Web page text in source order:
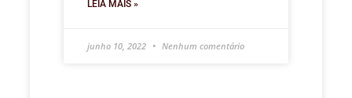
LEIA MAIS »
junho 10, 2022 Nenhum comentário